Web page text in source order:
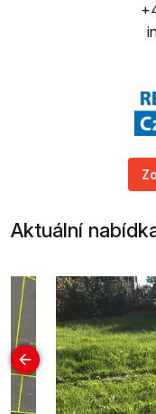
Aktuální